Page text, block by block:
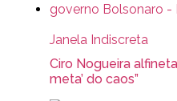
Janela Indiscreta
Ciro Nogueira
meta’ do caos”